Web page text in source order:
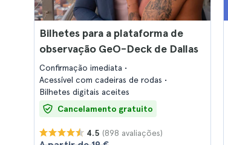
Bilhetes para a plataforma de
observação GeO-Deck de Dallas
Confirmação imediata
Acessível com cadeiras de rodas
Bilhetes digitais aceites
Cancelamento gratuito
4.5 (898 avaliações)